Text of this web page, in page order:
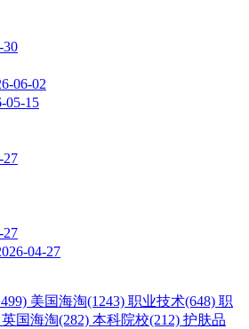
30
06-02
05-15
27
27
04-27
美国海淘(1243) 职业技术(648) 职
英国海淘(282) 本科院校(212) 护肤品